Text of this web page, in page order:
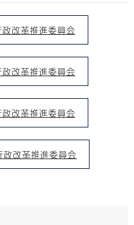
改革推進委員会
改革推進委員会
改革推進委員会
改革推進委員会